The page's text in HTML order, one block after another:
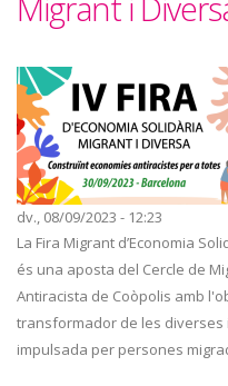
dv., 08/09/2023 - 12:23
La Fira Migrant d’Economia
és una aposta del Cercle de
Antiracista de Coòpolis amb
transformador de les
impulsada per persones